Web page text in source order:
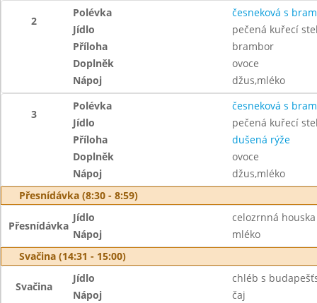
2
Polévka
česneková s
Jídlo
pečená kuřecí
Příloha
brambor
Doplněk
ovoce
Nápoj
džus,mléko
3
Polévka
česneková s
Jídlo
pečená kuřecí
Příloha
dušená rýže
Doplněk
ovoce
Nápoj
džus,mléko
Přesnídávka (8:30 - 8:59)
Přesnídávka
Jídlo
celozrnná
Nápoj
mléko
Svačina (14:31 - 15:00)
Svačina
Jídlo
chléb s
Nápoj
čaj